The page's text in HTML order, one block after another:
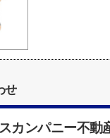
せ
カンパニー不動